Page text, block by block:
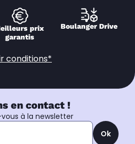
prix
garantis
Boulanger Drive
conditions*
en contact !
à la newsletter
Ok